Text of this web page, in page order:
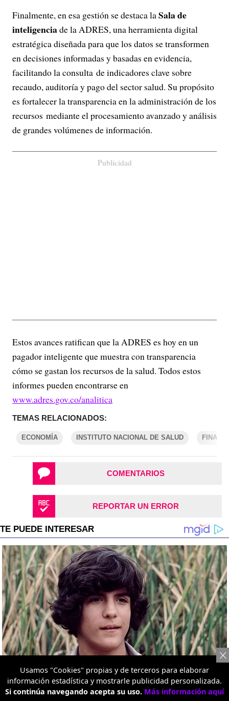
Finalmente, en esa gestión se destaca laSala de
inteligenciade la ADRES, una herramienta digital
estratégica diseñada para que los datos se transformen
en decisiones informadas y basadas en evidencia,
facilitando la consulta de indicadores clave sobre
recaudo, auditoría y pago del sector salud. Su propósito
es fortalecer la transparencia en la administración de los
recursos mediante el procesamiento avanzado y análisis
de grandes volúmenes de información.
Publicidad
Estos avances ratifican que la ADRES es hoy en un
pagador inteligente que muestra con transparencia
cómo se gastan los recursos de la salud. Todos estos
informes pueden encontrarse en
www.adres.gov.co/analitica
TEMAS RELACIONADOS:
ECONOMÍA INSTITUTO NACIONAL DE SALUD
COMENTARIOS
REPORTAR UN ERROR
Usamos "Cookies" propias y de terceros para elaborar
información estadística y mostrarle publicidad personalizada.
Si continúa navegando acepta su uso. Más información aquí